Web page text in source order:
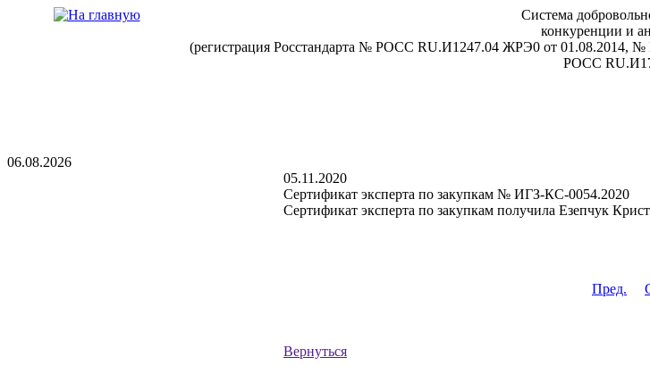
Система
конкуренции и
(регистрация Росстандарта № РОСС RU.И1247.04 ЖРЭ0 от
РОСС
06.08.2026
05.11.2020
Сертификат эксперта по закупкам № ИГЗ-КС-0054.2020
Сертификат эксперта по закупкам получила Езепчук
Пред.
Вернуться